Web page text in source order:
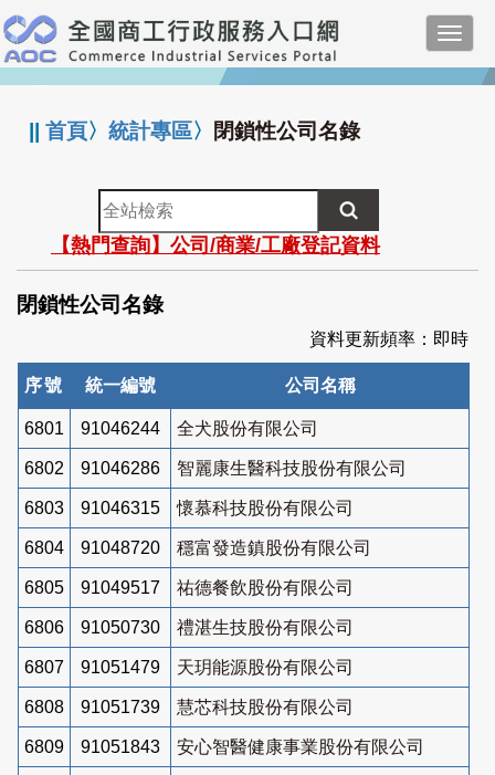
跳
到
主
要
:::
||首頁〉統計專區〉 閉鎖性公司名錄
全
站
檢
索
【熱門查詢】公司/商業/工廠登記資料
閉鎖性公司名錄
資料更新頻率：即時
序號 統一編號 公司名稱
6801 91046244 全犬股份有限公司
6802 91046286 智麗康生醫科技股份有限公司
6803 91046315 懷慕科技股份有限公司
6804 91048720 穩富發造鎮股份有限公司
6805 91049517 祐德餐飲股份有限公司
6806 91050730 禮湛生技股份有限公司
6807 91051479 天玥能源股份有限公司
6808 91051739 慧芯科技股份有限公司
6809 91051843 安心智醫健康事業股份有限公司